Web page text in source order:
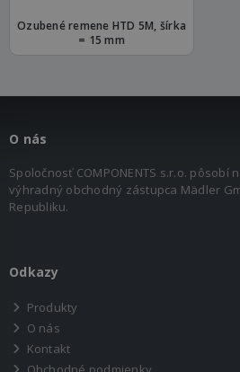
Ozubené remene HTD 5M, šírka
= 15 mm
O nás
Spoločnosť COMPONENTS s.r.o. pôsobí
výhradný obchodný zástupca Mädler
Republiku.
Odkazy
Produkty
O nás
Kontakt